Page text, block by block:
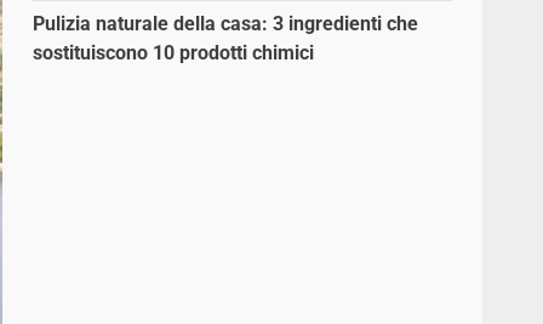
Pulizia naturale della casa: 3 ingredienti che
sostituiscono 10 prodotti chimici